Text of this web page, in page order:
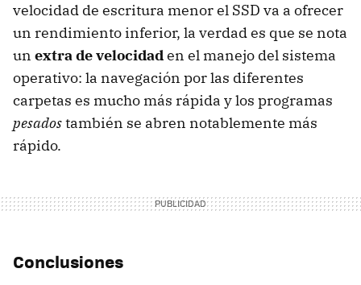
velocidad de escritura menor el SSD va a ofrecer
un rendimiento inferior, la verdad es que se nota
un extra de velocidaden el manejo del sistema
operativo: la navegación por las diferentes
carpetas es mucho más rápida y los programas
pesadostambién se abren notablemente más
rápido.
Conclusiones